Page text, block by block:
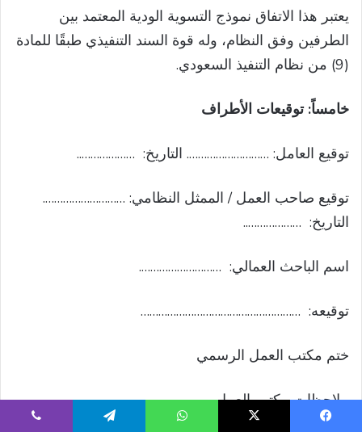
يعتبر هذا الاتفاق نموذج التسوية الودية المعتمد بين
الطرفين وفق النظام، وله قوة السند التنفيذي طبقًا للمادة
(9) من نظام التنفيذ السعودي.
خامساً: توقيعات الأطراف
توقيع العامل: ………………………. التاريخ: ………………..
توقيع صاحب العمل / الممثل النظامي: ……………………….
التاريخ: ………………..
اسم الباحث العمالي: ……………………….
توقيعه: ………………………………………………
ختم مكتب العمل الرسمي
ملاحظات مكتب العمل